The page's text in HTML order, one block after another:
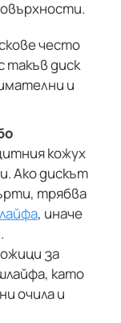
често
такъв диск
и
кожух
Ако дискът
трябва
, иначе
за
като
очила и